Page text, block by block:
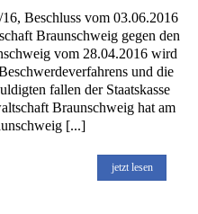
Beschluss vom 03.06.2016
Braunschweig gegen den
vom 28.04.2016 wird
und die
fallen der Staatskasse
Braunschweig hat am
[...]
jetzt lesen